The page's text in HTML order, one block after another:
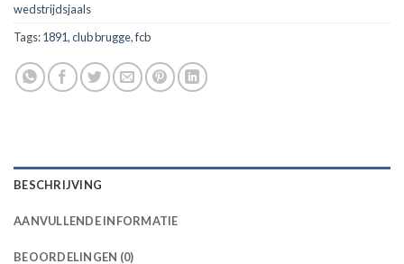
wedstrijdsjaals
Tags:1891,club brugge,fcb
BESCHRIJVING
AANVULLENDE INFORMATIE
BEOORDELINGEN (0)